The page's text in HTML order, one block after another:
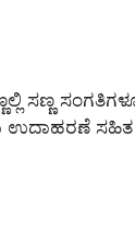
ಸಣ್ಣ
ಉದಾಹರಣೆ